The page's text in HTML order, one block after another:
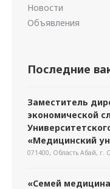
Новости
Объявления
Последние
Заместитель
экономической
«Медицинский
071400, Область Абай, г.
«Семей медицина